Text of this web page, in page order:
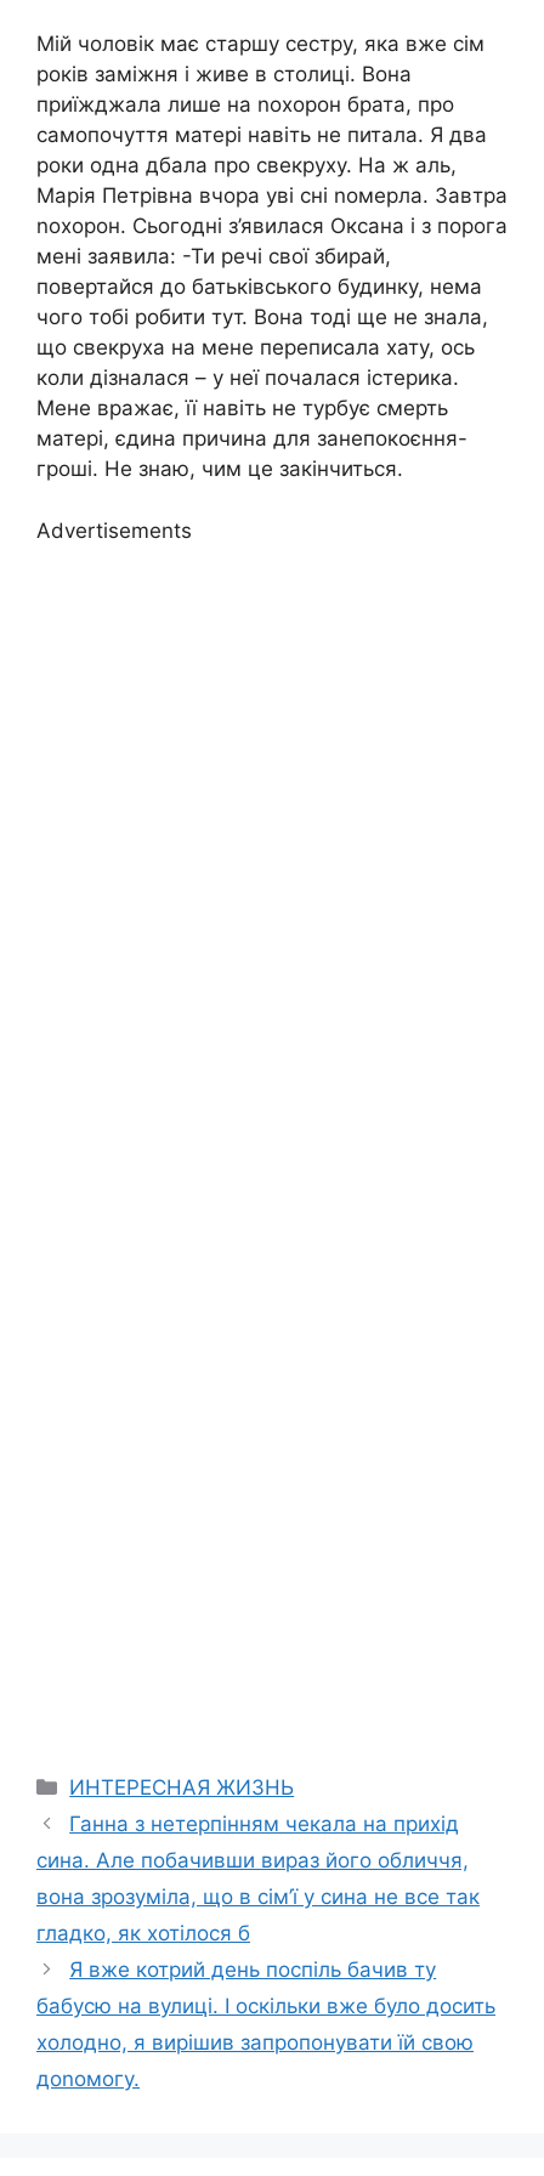
Мій чоловік має старшу сестру, яка вже сім
років заміжня і живе в столиці. Вона
приїжджала лише на nохорон брата, про
самопочуття матері навіть не питала. Я два
роки одна дбала про свекруху. На ж аль,
Марія Петрівна вчора уві сні nомерла. Завтра
nохорон. Сьогодні з’явилася Оксана і з порога
мені заявила: -Ти речі свої збирай,
повертайся до батьківського будинку, нема
чого тобі робити тут. Вона тоді ще не знала,
що свекруха на мене переписала хату, ось
коли дізналася – у неї почалася істерика.
Мене вражає, її навіть не турбує смерть
матері, єдина причина для занепокоєння-
гроші. Не знаю, чим це закінчиться.
Advertisements
Categories
ИНТЕРЕСНАЯ ЖИЗНЬ
Ганна з нетерпінням чекала на прихід
сина. Але побачивши вираз його обличчя,
вона зрозуміла, що в сім’ї у сина не все так
гладко, як хотілося б
Я вже котрий день поспіль бачив ту
бабусю на вулиці. І оскільки вже було досить
холодно, я вирішив запропонувати їй свою
доnомогу.